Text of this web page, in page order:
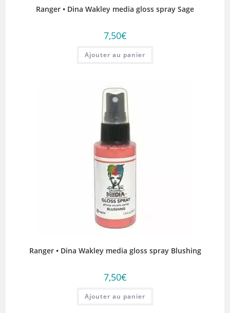
Ranger • Dina Wakley media gloss spray Sage
7,50€
Ajouter au panier
Ranger • Dina Wakley media gloss spray Blushing
7,50€
Ajouter au panier